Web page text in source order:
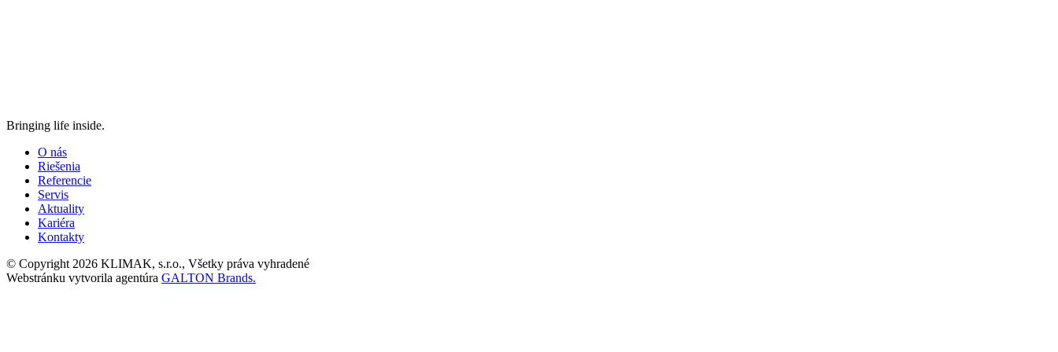
Bringing life inside.
O nás
Riešenia
Referencie
Servis
Aktuality
Kariéra
Kontakty
© Copyright 2026 KLIMAK, s.r.o., Všetky práva vyhradené
Webstránku vytvorila agentúra GALTON Brands.